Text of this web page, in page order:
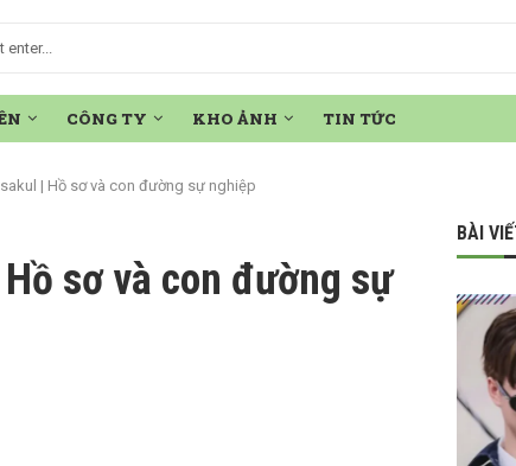
CÔNG TY KHO ẢNH TIN TỨC
| Hồ sơ và con đường sự nghiệp
sơ và con đường sự
BÀI